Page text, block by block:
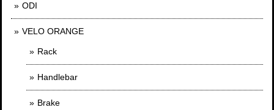
ODI
VELO ORANGE
Rack
Handlebar
Brake